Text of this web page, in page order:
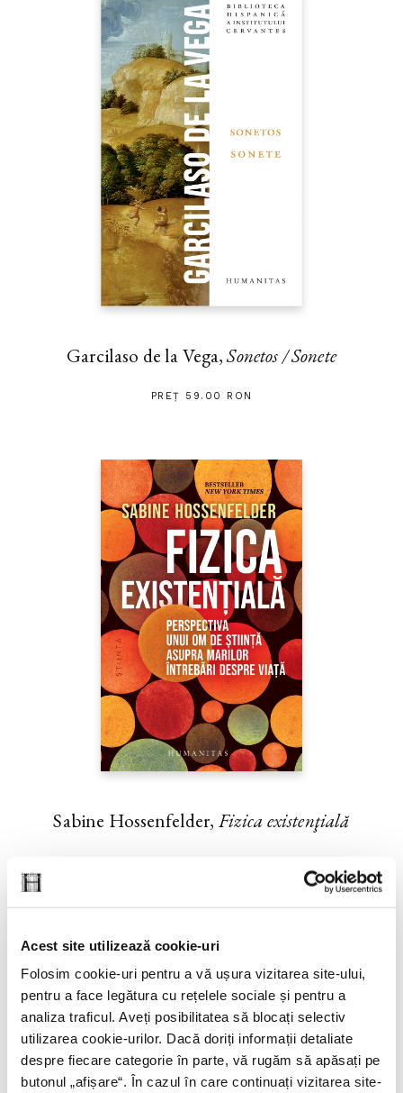
Acest site utilizează cookie-uri
Folosim cookie-uri pentru a vă ușura vizitarea site-ului,
pentru a face legătura cu rețelele sociale și pentru a
analiza traficul. Aveți posibilitatea să blocați selectiv
utilizarea cookie-urilor. Dacă doriți informații detaliate
despre fiecare categorie în parte, vă rugăm să apăsați pe
butonul „afișare“. În cazul în care continuați vizitarea site-
Garcilaso de la Vega,Sonetos / Sonete
PREȚ 59.00 RON
Sabine Hossenfelder, Fizica existenţială